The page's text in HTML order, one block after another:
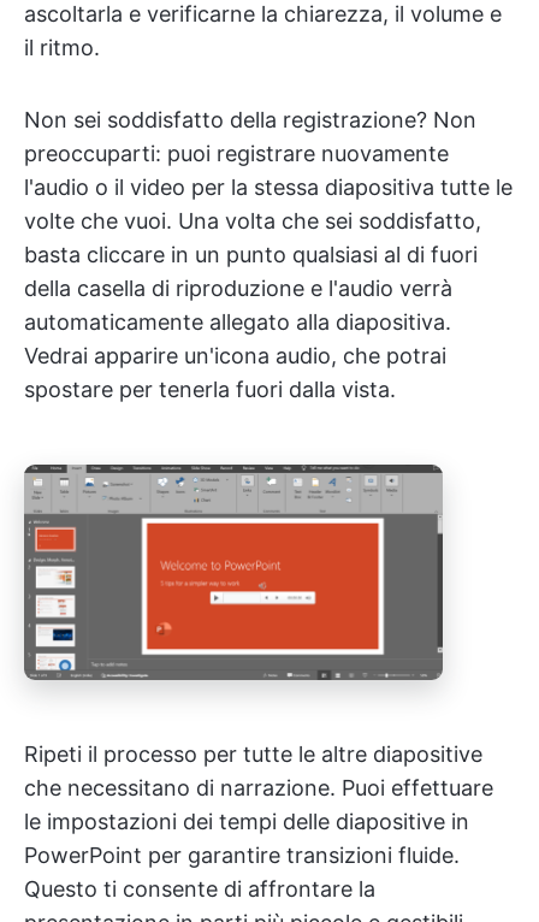
ascoltarla e verificarne la chiarezza, il volume e
il ritmo.
Non sei soddisfatto della registrazione? Non
preoccuparti: puoi registrare nuovamente
l'audio o il video per la stessa diapositiva tutte le
volte che vuoi. Una volta che sei soddisfatto,
basta cliccare in un punto qualsiasi al di fuori
della casella di riproduzione e l'audio verrà
automaticamente allegato alla diapositiva.
Vedrai apparire un'icona audio, che potrai
spostare per tenerla fuori dalla vista.
Ripeti il processo per tutte le altre diapositive
che necessitano di narrazione. Puoi effettuare
le impostazioni dei tempi delle diapositive in
PowerPoint per garantire transizioni fluide.
Questo ti consente di affrontare la